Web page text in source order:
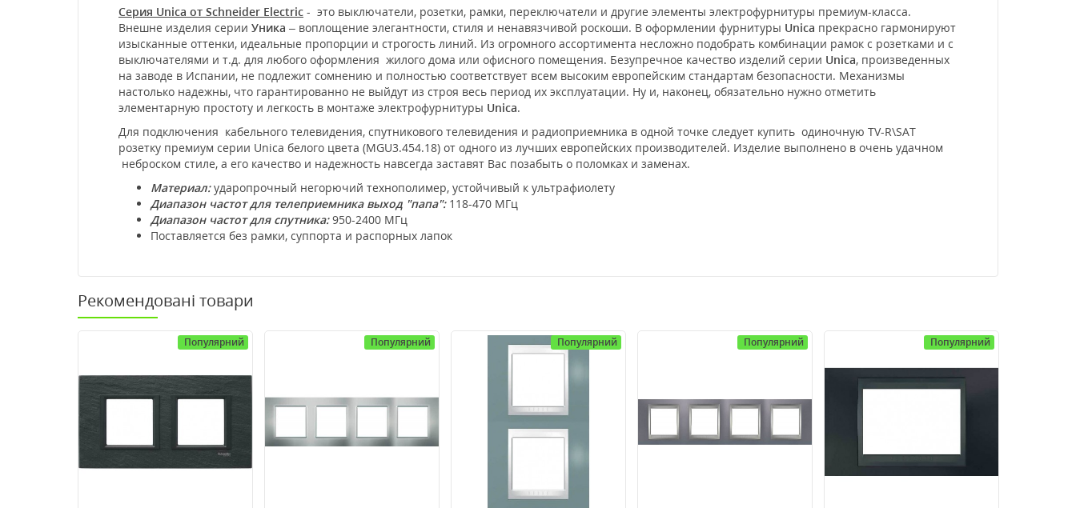
Серия Unica от Schneider Electric - это выключатели, розетки, рамки, переключатели и другие элементы электрофурнитуры премиум-класса.
Внешне изделия серии Уника – воплощение элегантности, стиля и ненавязчивой роскоши. В оформлении фурнитуры Unica прекрасно гармонируют
изысканные оттенки, идеальные пропорции и строгость линий. Из огромного ассортимента несложно подобрать комбинации рамок с розетками и с
выключателями и т.д. для любого оформления жилого дома или офисного помещения. Безупречное качество изделий серии Unica, произведенных
на заводе в Испании, не подлежит сомнению и полностью соответствует всем высоким европейским стандартам безопасности. Механизмы
настолько надежны, что гарантированно не выйдут из строя весь период их эксплуатации. Ну и, наконец, обязательно нужно отметить
элементарную простоту и легкость в монтаже электрофурнитуры Unica.
Для подключения кабельного телевидения, спутникового телевидения и радиоприемника в одной точке следует купить одиночную TV-R\SAT
розетку премиум серии Unica белого цвета (MGU3.454.18) от одного из лучших европейских производителей. Изделие выполнено в очень удачном
неброском стиле, а его качество и надежность навсегда заставят Вас позабыть о поломках и заменах.
Материал:ударопрочный негорючий технополимер, устойчивый к ультрафиолету
Диапазон частот для телеприемника выход "папа":118-470 МГц
Диапазон частот для спутника:950-2400 МГц
Поставляется без рамки, суппорта и распорных лапок
Рекомендовані товари
Популярний Популярний Популярний Популярний Популярний